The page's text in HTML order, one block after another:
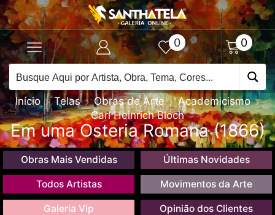
0 0
Início Telas Obras de Arte
Academicismo
Carl Heinrich Bloch
Em uma Osteria Romana (1866)
Obras Mais Vendidas Últimas Novidades
Todos Artistas Movimentos da Arte
Galeria Vip Opinião dos Clientes